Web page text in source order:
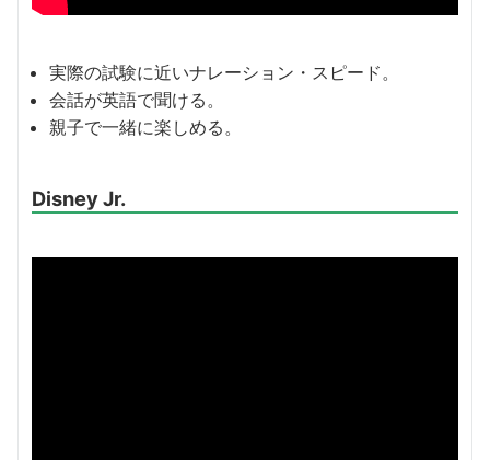
実際の試験に近いナレーション・スピード。
会話が英語で聞ける。
親子で一緒に楽しめる。
Disney Jr.